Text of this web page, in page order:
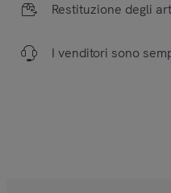
Restituzione degli
I venditori sono